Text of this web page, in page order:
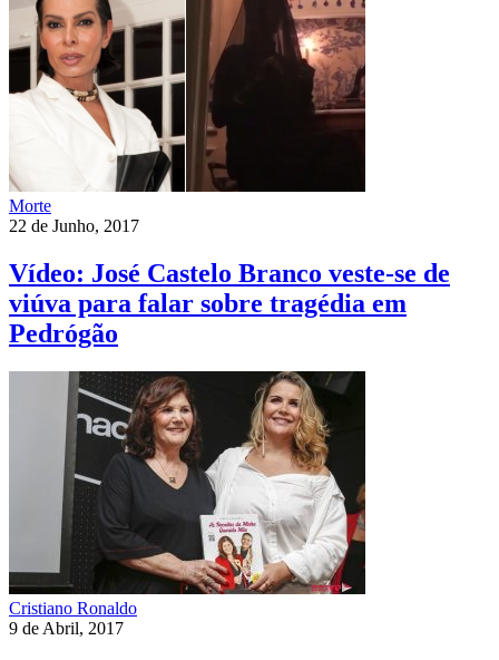
Morte
22 de Junho, 2017
Vídeo: José Castelo Branco veste-se de
viúva para falar sobre tragédia em
Pedrógão
Cristiano Ronaldo
9 de Abril, 2017